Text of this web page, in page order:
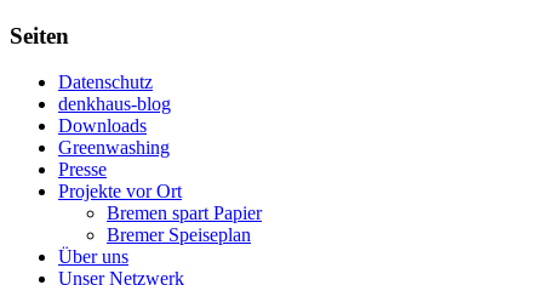
Seiten
Datenschutz
denkhaus-blog
Downloads
Greenwashing
Presse
Projekte vor Ort
Bremen spart Papier
Bremer Speiseplan
Über uns
Unser Netzwerk